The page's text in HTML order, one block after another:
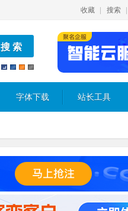
收藏 搜索
字体下载 站长工具